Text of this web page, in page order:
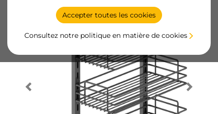
Accepter toutes les cookies
Consultez notre politique en matière de cookies